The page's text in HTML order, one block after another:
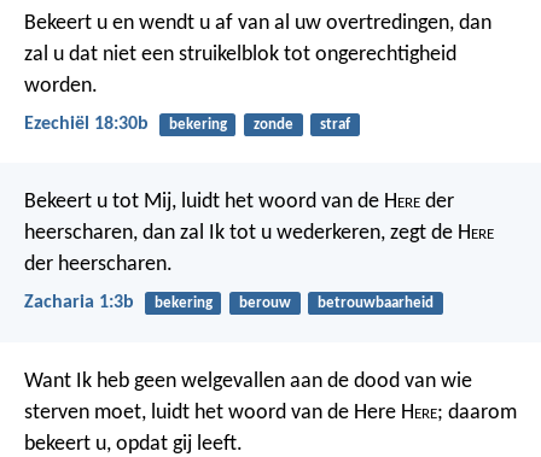
Bekeert u en wendt u af van al uw overtredingen, dan
zal u dat niet een struikelblok tot ongerechtigheid
worden.
Ezechiël 18:30b bekering zonde straf
Bekeert u tot Mij, luidt het woord van de Here der
heerscharen, dan zal Ik tot u wederkeren, zegt de Here
der heerscharen.
Zacharia 1:3b bekering berouw betrouwbaarheid
Want Ik heb geen welgevallen aan de dood van wie
sterven moet, luidt het woord van de Here Here; daarom
bekeert u, opdat gij leeft.